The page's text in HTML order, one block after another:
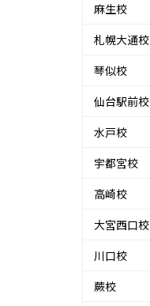
麻生校
札幌大通校
琴似校
仙台駅前校
水戸校
宇都宮校
高崎校
大宮西口校
川口校
蕨校